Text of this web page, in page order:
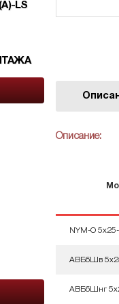
LS
Описание:
NYM-O
АВБбШв
АВБбШнг